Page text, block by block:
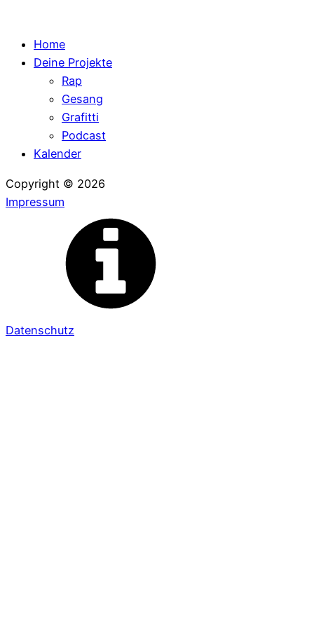
Home
Deine Projekte
Rap
Gesang
Grafitti
Podcast
Kalender
Copyright © 2026
Impressum
Datenschutz